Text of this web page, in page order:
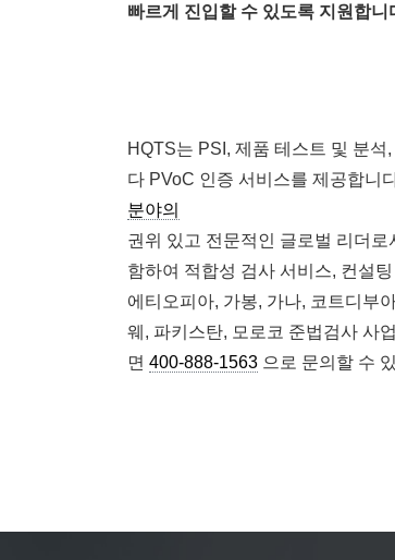
빠르게 진입할 수 있도록 지원합니
HQTS는 PSI, 제품 테스트 및 분
다 PVoC 인증 서비스를 제공합니
분야의
권위 있고 전문적인 글로벌 리더
함하여 적합성 검사 서비스, 컨설
에티오피아, 가봉, 가나, 코트디부
웨, 파키스탄, 모로코 준법검사 사
면 400-888-1563 으로 문의할 수